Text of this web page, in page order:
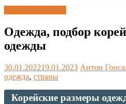
Одежда, подбор
одежды
30.01.202219.01.2023 Антон
одежда, страны
Корейские размеры